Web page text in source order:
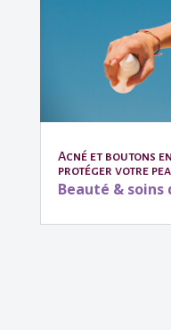
Acné et boutons
protéger votre
Beauté & soins